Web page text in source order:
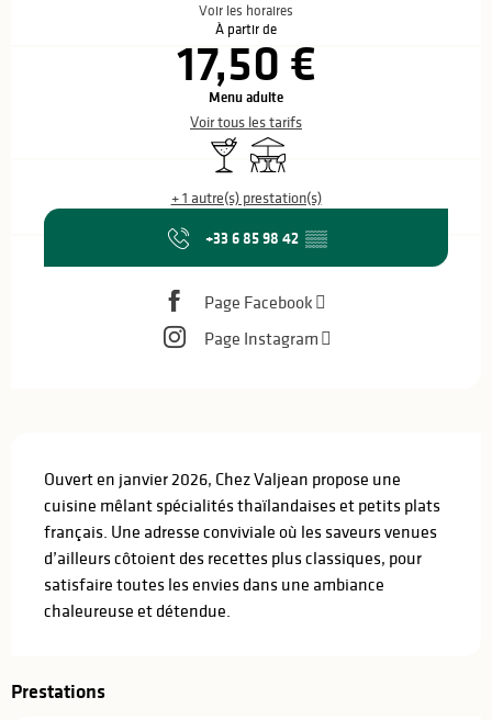
Voir les horaires
À partir de
17,50 €
Menu adulte
Voir tous les tarifs
Bar / Buvette
Terrasse
+ 1 autre(s) prestation(s)
+33 6 85 98 42 ▒▒
Page Facebook
Page Instagram
Ouvert en janvier 2026, Chez Valjean propose une
cuisine mêlant spécialités thaïlandaises et petits plats
français. Une adresse conviviale où les saveurs venues
d’ailleurs côtoient des recettes plus classiques, pour
satisfaire toutes les envies dans une ambiance
chaleureuse et détendue.
Prestations